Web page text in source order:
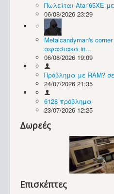
Πωλείται Atari65XE
06/08/2026 23:29
Metalcandyman's
αφασιακα in...
06/08/2026 19:09
Πρόβλημα με RAM?
24/07/2026 21:35
6128 πρόβλημα
23/07/2026 12:25
Δωρεές
Επισκέπτες